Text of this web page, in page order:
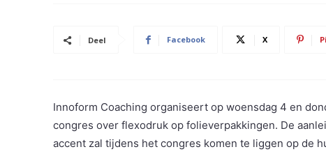
Deel Facebook X
Innoform Coaching organiseert op woensdag 4 en
congres over flexodruk op folieverpakkingen. De
accent zal tijdens het congres komen te liggen op de